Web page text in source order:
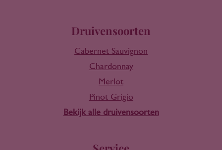
Druivensoorten
Cabernet Sauvignon
Chardonnay
Merlot
Pinot Grigio
Bekijk alle druivensoorten